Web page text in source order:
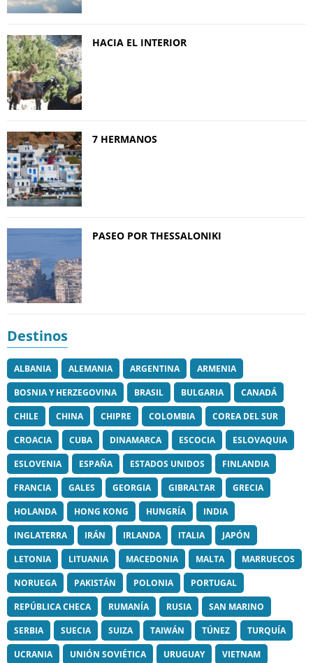
HACIA EL INTERIOR
7 HERMANOS
PASEO POR THESSALONIKI
Destinos
ALBANIA ALEMANIA ARGENTINA
ARMENIA
BOSNIA Y HERZEGOVINA
BRASIL BULGARIA
CANADÁ
CHILE
CHINA CHIPRE COLOMBIA
COREA DEL SUR
CROACIA
CUBA DINAMARCA ESCOCIA
ESLOVAQUIA
ESLOVENIA
ESPAÑA ESTADOS UNIDOS
FINLANDIA
FRANCIA
GALES GEORGIA GIBRALTAR
GRECIA
HOLANDA
HONG KONG HUNGRÍA
INDIA
INGLATERRA
IRÁN IRLANDA ITALIA
JAPÓN
LETONIA
LITUANIA MACEDONIA MALTA
MARRUECOS
NORUEGA
PAKISTÁN POLONIA
PORTUGAL
REPÚBLICA CHECA
RUMANÍA RUSIA
SAN MARINO
SERBIA
SUECIA SUIZA TAIWÁN TÚNEZ
TURQUÍA
UCRANIA
UNIÓN SOVIÉTICA URUGUAY VIETNAM